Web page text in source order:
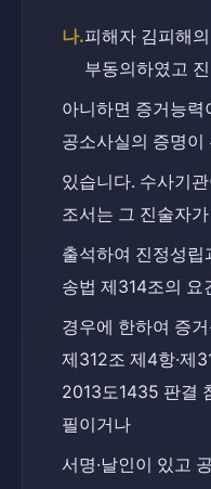
나.피해자 김피해
부동의하였고
아니하면 증거능
공소사실의 증명이
있습니다. 수사기
조서는 그 진술자
출석하여 진정성
송법 제314조의 요
경우에 한하여 증
제312조 제4항·제
2013도1435 판결
필이거나
서명·날인이 있고